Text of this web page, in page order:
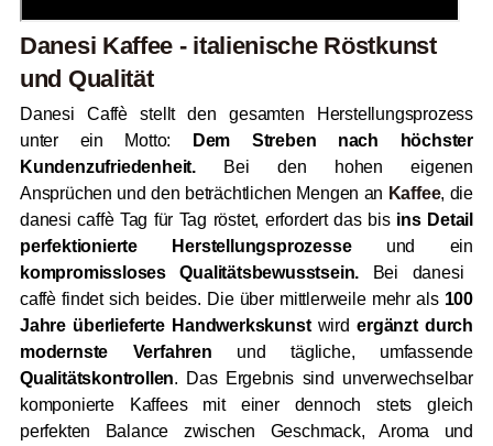
Danesi Kaffee - italienische Röstkunst
und Qualität
Danesi Caffè stellt den gesamten Herstellungsprozess
unter ein Motto: Dem Streben nach höchster
Kundenzufriedenheit. Bei den hohen eigenen
Ansprüchen und den beträchtlichen Mengen an Kaffee, die
danesi caffè Tag für Tag röstet, erfordert das bis ins Detail
perfektionierte Herstellungsprozesseund ein
kompromissloses Qualitätsbewusstsein. Bei danesi
caffè findet sich beides. Die über mittlerweile mehr als 100
Jahre überlieferte Handwerkskunstwirdergänzt durch
modernste Verfahren und tägliche, umfassende
Qualitätskontrollen. Das Ergebnis sind unverwechselbar
komponierte Kaffees mit einer dennoch stets gleich
perfekten Balance zwischen Geschmack, Aroma und